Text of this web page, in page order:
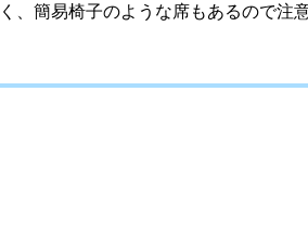
、簡易椅子のような席もあるので注意